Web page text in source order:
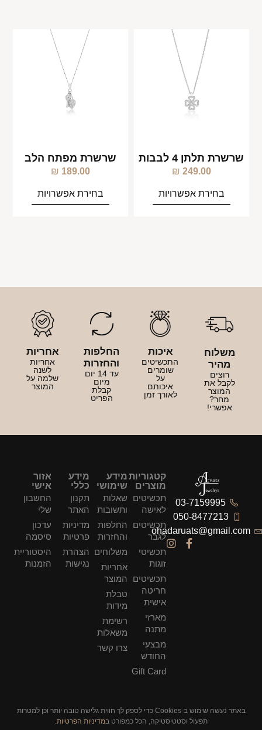
שרשרת תלתן 4 לבבות
249.00
₪
בחירת אפשרויות
שרשרת מפתח הלב
189.00
₪
בחירת אפשרויות
משלוח
מהיר
רוצים
לקבל את
המוצר
מחר?
אפשרי!
איכות
התכשיטים
שומרים
על
איכותם
לאורך זמן
החלפות
והחזרות
עד 14 יום
מיום
קבלת
הפריט
אחריות
אחריות
לשנה
שלמה על
המוצר
03-7159995
050-8477213
ohadaruats@gmail.com
קטגוריות
מוצרים
תכשיטים
לאישה
תכשיטים
לגבר
תכשיטי
זוגות
תכשיטים
חריטה
אישית
מארזי
מתנה
מבצעי
החודש
Gift Card
מידע
שימושי
שאלות
ותשובות
החלפות
והחזרות
משלוחים
אחריות
המוצר
טבלת
מידות
רשימת
משאלות
צרו קשר
מידע
כללי
תקנון
האתר
מדיניות
פרטיות
הצהרת
נגישות
אזור
אישי
החשבון
שלי
עדכון
סיסמה
היסטוריית
הזמנות
באתר נעשה שימוש ב-Cookies כדי לספק לך חווית גלישה טובה יותר וכן למטרות
תפעול וסטטיסטיקה, הכל כמפורט במדיניות הפרטיות.